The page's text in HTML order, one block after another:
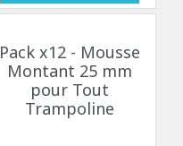
Pack x12 - Mousse
Montant 25 mm
pour Tout
Trampoline